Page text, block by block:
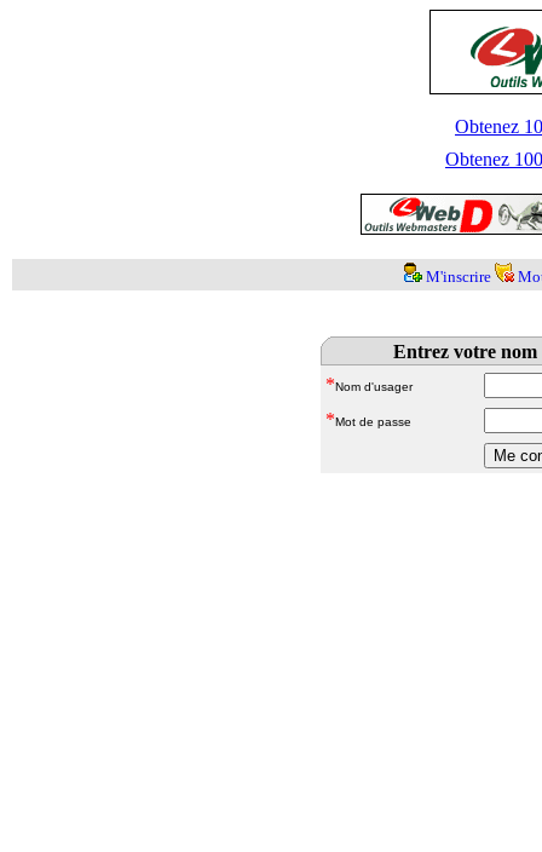
Obtenez
Obtenez
M'inscrire
Entrez votre nom
*Nom d'usager
*Mot de passe